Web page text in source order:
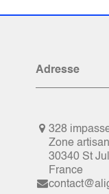
Adresse
328
Zone
30340 St
France